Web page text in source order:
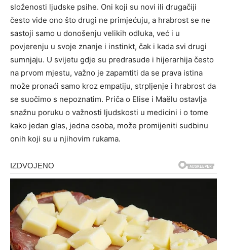
složenosti ljudske psihe. Oni koji su novi ili drugačiji
često vide ono što drugi ne primjećuju, a hrabrost se ne
sastoji samo u donošenju velikih odluka, već i u
povjerenju u svoje znanje i instinkt, čak i kada svi drugi
sumnjaju. U svijetu gdje su predrasude i hijerarhija često
na prvom mjestu, važno je zapamtiti da se prava istina
može pronaći samo kroz empatiju, strpljenje i hrabrost da
se suočimo s nepoznatim. Priča o Elise i Maëlu ostavlja
snažnu poruku o važnosti ljudskosti u medicini i o tome
kako jedan glas, jedna osoba, može promijeniti sudbinu
onih koji su u njihovim rukama.